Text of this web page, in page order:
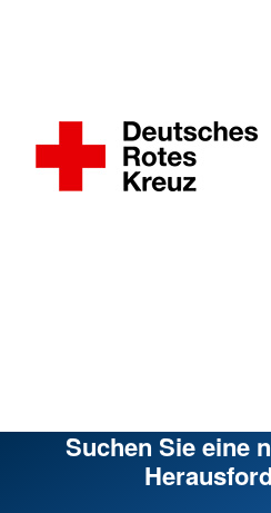
Suchen Sie eine